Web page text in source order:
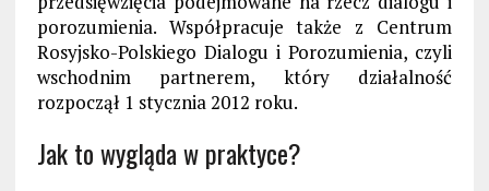
porozumienia. Współpracuje także z Centrum
Rosyjsko-Polskiego Dialogu i Porozumienia, czyli
wschodnim partnerem, który działalność
rozpoczął 1 stycznia 2012 roku.
Jak to wygląda w praktyce?